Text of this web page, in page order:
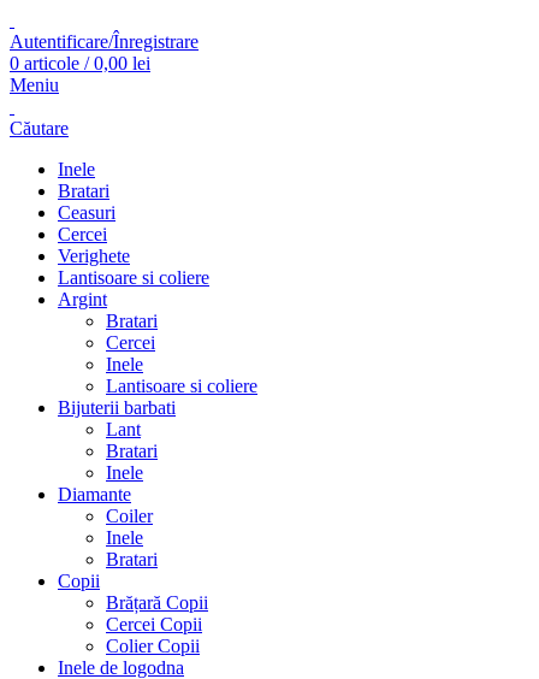
Autentificare/Înregistrare
0 articole / 0,00 lei
Meniu
Căutare
Inele
Bratari
Ceasuri
Cercei
Verighete
Lantisoare si coliere
Argint
Bratari
Cercei
Inele
Lantisoare si coliere
Bijuterii barbati
Lant
Bratari
Inele
Diamante
Coiler
Inele
Bratari
Copii
Brățară Copii
Cercei Copii
Colier Copii
Inele de logodna